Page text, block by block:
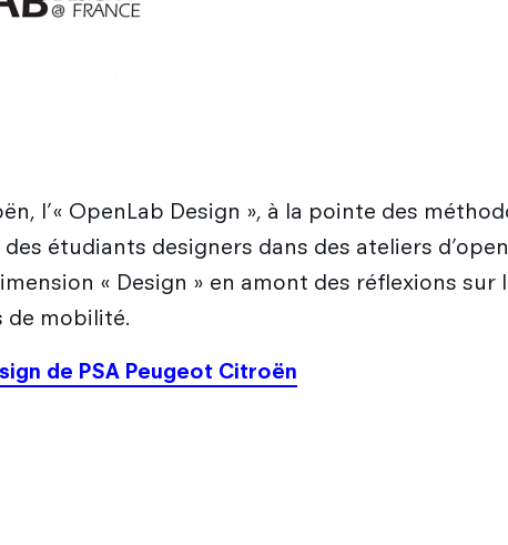
l’« OpenLab Design », à la pointe des
étudiants designers dans des ateliers
« Design » en amont des réflexions
de mobilité.
de PSA Peugeot Citroën